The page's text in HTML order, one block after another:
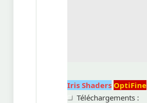
Iris Shaders OptiFine
Téléchargements :